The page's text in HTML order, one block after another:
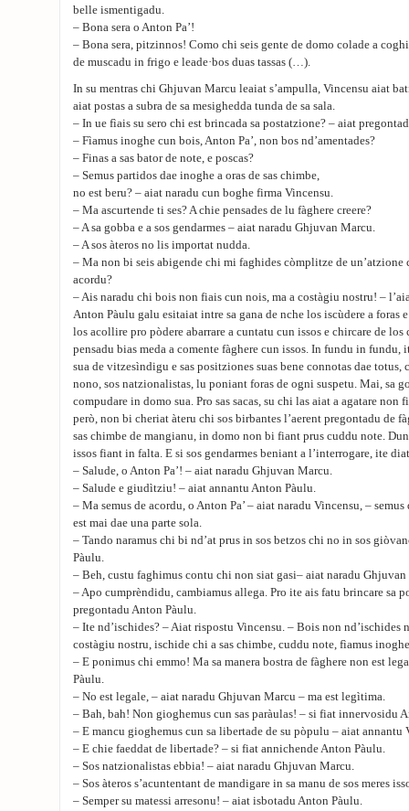
belle ismentigadu.
– Bona sera o Anton Pa’!
– Bona sera, pitzinnos! Como chi seis gente de domo colade a
de muscadu in frigo e leade·bos duas tassas (…).
In su mentras chi Ghjuvan Marcu leaiat s’ampulla, Vincensu aiat
aiat postas a subra de sa mesighedda tunda de sa sala.
– In ue fìais su sero chi est brincada sa postatzione? – aiat
– Fìamus inoghe cun bois, Anton Pa’, non bos nd’amentades?
– Finas a sas bator de note, e poscas?
– Semus partidos dae inoghe a oras de sas chimbe,
no est beru? – aiat naradu cun boghe firma Vincensu.
– Ma ascurtende ti ses? A chie pensades de lu fàghere creere?
– A sa gobba e a sos gendarmes – aiat naradu Ghjuvan Marcu.
– A sos àteros no lis importat nudda.
– Ma non bi seis abigende chi mi faghides còmplitze de un’atzione
acordu?
– Ais naradu chi bois non fiais cun nois, ma a costàgiu nostru! –
Anton Pàulu galu esitaiat intre sa gana de nche los iscùdere a foras
los acollire pro pòdere abarrare a cuntatu cun issos e chircare de los
pensadu bias meda a comente fàghere cun issos. In fundu in
sua de vitzesìndigu e sas positziones suas bene connotas dae totus,
nono, sos natzionalistas, lu poniant foras de ogni suspetu. Mai, sa
compudare in domo sua. Pro sas sacas, su chi las aiat a agatare non
però, non bi cheriat àteru chi sos birbantes l’aerent pregontadu de
sas chimbe de mangianu, in domo non bi fiant prus cuddu note.
issos fiant in falta. E si sos gendarmes beniant a l’interrogare, ite
– Salude, o Anton Pa’! – aiat naradu Ghjuvan Marcu.
– Salude e giudìtziu! – aiat annantu Anton Pàulu.
– Ma semus de acordu, o Anton Pa’ – aiat naradu Vincensu, –
est mai dae una parte sola.
– Tando naramus chi bi nd’at prus in sos betzos chi no in sos
Pàulu.
– Beh, custu faghimus contu chi non siat gasi– aiat naradu
– Apo cumprèndidu, cambiamus allega. Pro ite ais fatu brincare sa
pregontadu Anton Pàulu.
– Ite nd’ischides? – Aiat rispostu Vincensu. – Bois non nd’ischides
costàgiu nostru, ischide chi a sas chimbe, cuddu note, fìamus
– E ponimus chi emmo! Ma sa manera bostra de fàghere non est
Pàulu.
– No est legale, – aiat naradu Ghjuvan Marcu – ma est legìtima.
– Bah, bah! Non gioghemus cun sas paràulas! – si fiat innervosidu
– E mancu gioghemus cun sa libertade de su pòpulu – aiat annantu
– E chie faeddat de libertade? – si fiat annichende Anton Pàulu.
– Sos natzionalistas ebbia! – aiat naradu Ghjuvan Marcu.
– Sos àteros s’acuntentant de mandigare in sa manu de sos meres
– Semper su matessi arresonu! – aiat isbotadu Anton Pàulu.